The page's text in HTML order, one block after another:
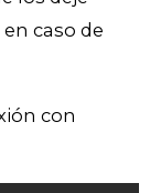
caso de
con